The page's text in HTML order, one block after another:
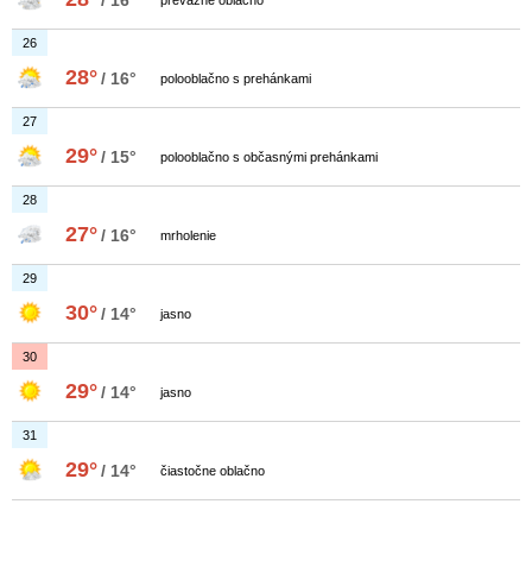
26
28°/ 16° polooblačno s prehánkami
27
29°/ 15° polooblačno s občasnými prehánkami
28
27°/ 16° mrholenie
29
30°/ 14° jasno
30
29°/ 14° jasno
31
29°/ 14° čiastočne oblačno